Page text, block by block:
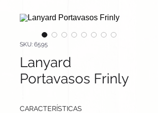
SKU: 6595
Lanyard
Portavasos Frinly
CARACTERÍSTICAS